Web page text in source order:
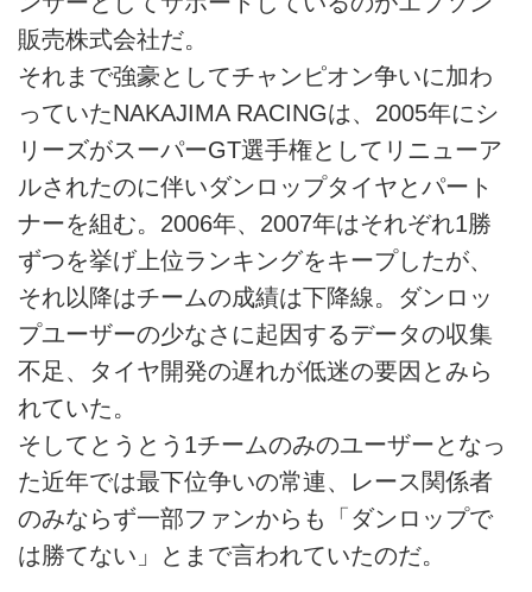
販売株式会社だ。
それまで強豪としてチャンピオン争いに加わ
っていたNAKAJIMA RACINGは、2005年にシ
リーズがスーパーGT選手権としてリニューア
ルされたのに伴いダンロップタイヤとパート
ナーを組む。2006年、2007年はそれぞれ1勝
ずつを挙げ上位ランキングをキープしたが、
それ以降はチームの成績は下降線。ダンロッ
プユーザーの少なさに起因するデータの収集
不足、タイヤ開発の遅れが低迷の要因とみら
れていた。
そしてとうとう1チームのみのユーザーとなっ
た近年では最下位争いの常連、レース関係者
のみならず一部ファンからも「ダンロップで
は勝てない」とまで言われていたのだ。